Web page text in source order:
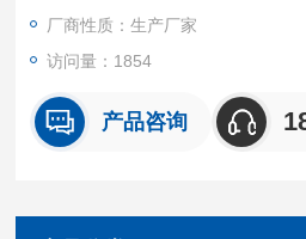
厂商性质：生产厂家
访问量：1854
产品咨询